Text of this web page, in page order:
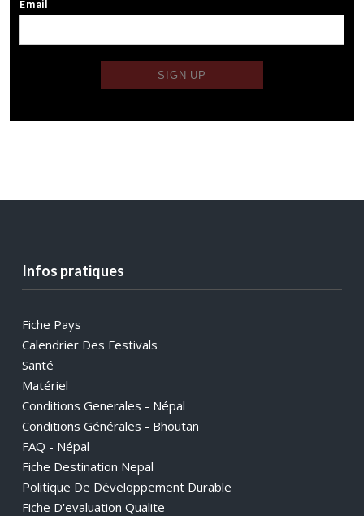
Infos pratiques
Fiche Pays
Calendrier Des Festivals
Santé
Matériel
Conditions Generales - Népal
Conditions Générales - Bhoutan
FAQ - Népal
Fiche Destination Nepal
Politique De Développement Durable
Fiche D'evaluation Qualite